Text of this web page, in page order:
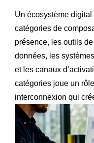
Un écosystème
catégories de
présence, les outils
données, les
et les canaux
catégories joue un
interconnexion qui